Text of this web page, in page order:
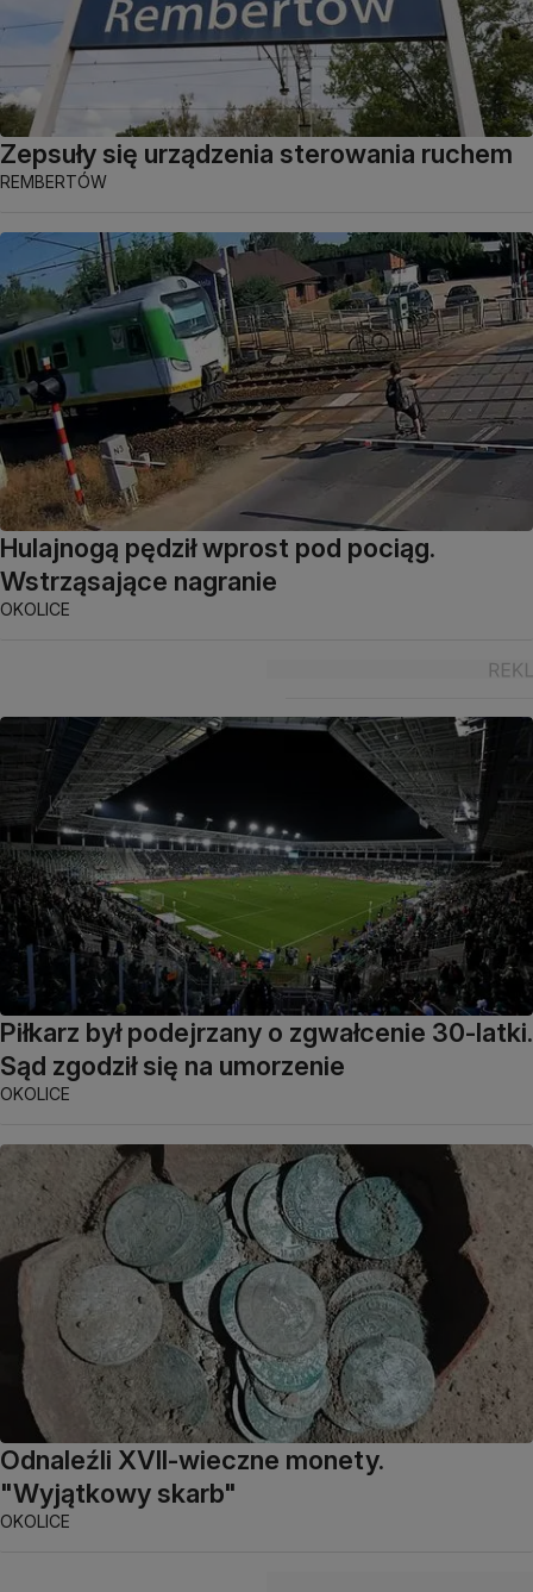
Zepsuły się urządzenia sterowania ruchem
REMBERTÓW
Hulajnogą pędził wprost pod pociąg.
Wstrząsające nagranie
OKOLICE
Piłkarz był podejrzany o zgwałcenie 30-latki.
Sąd zgodził się na umorzenie
OKOLICE
Odnaleźli XVII-wieczne monety.
"Wyjątkowy skarb"
OKOLICE